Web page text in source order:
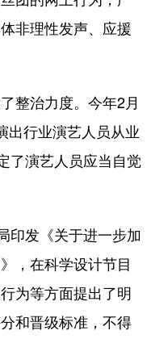
非理性发声、应援
治力度。今年2月
出行业演艺人员从业
了演艺人员应当自觉
发《关于进一步加
，在科学设计节目
为等方面提出了明
和晋级标准，不得